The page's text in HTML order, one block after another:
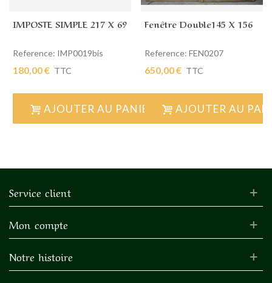
IMPOSTE SIMPLE 217 X 69
Reference: IMP0019bis
180,00 € TTC
AJOUTER AU PANIER
Fenêtre Double145 X 156
Reference: FEN0207
650,00 € TTC
AJOUTER AU
Service client
Mon compte
Notre histoire